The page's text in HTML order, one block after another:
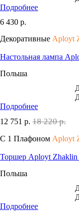
Подробнее
6 430 р.
Декоративные Aployt
Настольная лампа
Польша
Подробнее
12 751 р. 18 220 р.
С 1 Плафоном Aployt
Торшер Aployt Zhaklin
Польша
Подробнее